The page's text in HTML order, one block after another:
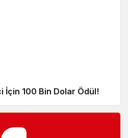
İçin 100 Bin Dolar Ödül!